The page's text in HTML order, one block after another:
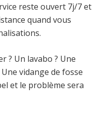
reste ouvert 7j/7 et
quand vous
? Un lavabo ? Une
vidange de fosse
et le problème sera